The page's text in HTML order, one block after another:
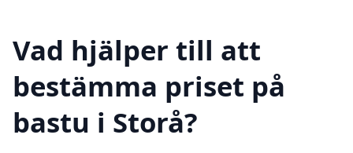
Vad hjälper till att
bestämma priset på
bastu i Storå?